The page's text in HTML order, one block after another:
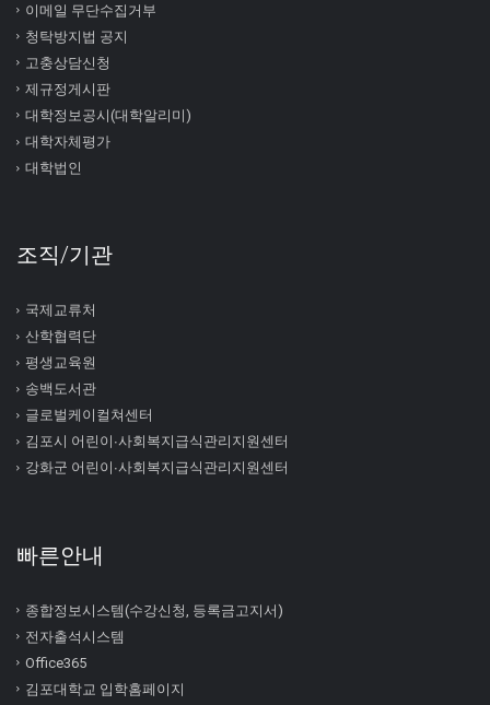
이메일 무단수집거부
청탁방지법 공지
고충상담신청
제규정게시판
대학정보공시(대학알리미)
대학자체평가
대학법인
조직/기관
국제교류처
산학협력단
평생교육원
송백도서관
글로벌케이컬쳐센터
김포시 어린이∙사회복지급식관리지원센터
강화군 어린이∙사회복지급식관리지원센터
빠른안내
종합정보시스템(수강신청, 등록금고지서)
전자출석시스템
Office365
김포대학교 입학홈페이지